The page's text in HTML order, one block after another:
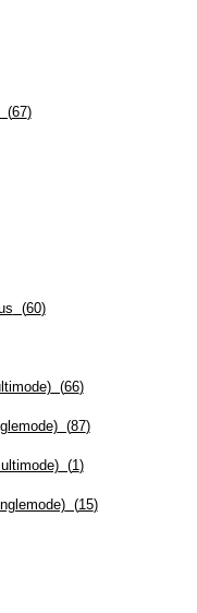
(67)
(60)
(66)
(87)
(1)
(15)